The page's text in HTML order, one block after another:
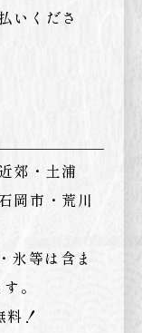
いくださ
郊・土浦
岡市・荒川
氷等は含ま
。
！